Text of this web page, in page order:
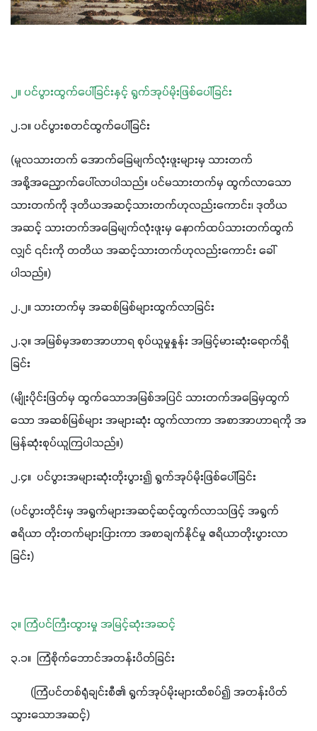
၂။ ပင်ပွားထွက်ပေါ်ခြင်းနှင့် ရွက်အုပ်မိုးဖြစ်ပေါ်ခြင်း
၂.၁။ ပင်ပွားစတင်ထွက်ပေါ်ခြင်း
(မူလသားတက် အောက်ခြေမျက်လုံးဖူးများမှ သားတက်
အစို့အညှောက်ပေါ်လာပါသည်။ ပင်မသားတက်မှ ထွက်လာသော
သားတက်ကို ဒုတိယအဆင့်သားတက်ဟုလည်းကောင်း၊ ဒုတိယ
အဆင့် သားတက်အခြေမျက်လုံးဖူးမှ နောက်ထပ်သားတက်ထွက်
လျှင် ၎င်းကို တတိယ အဆင့်သားတက်ဟုလည်းကောင်း ခေါ်
ပါသည်။)
၂.၂။ သားတက်မှ အဆစ်မြစ်များထွက်လာခြင်း
၂.၃။ အမြစ်မှအစာအာဟာရ စုပ်ယူမှုနှုန်း အမြင့်မားဆုံးရောက်ရှိ
ခြင်း
(မျိုးပိုင်းဖြတ်မှ ထွက်သောအမြစ်အပြင် သားတက်အခြေမှထွက်
သော အဆစ်မြစ်များ အများဆုံး ထွက်လာကာ အစာအာဟာရကို အ
မြန်ဆုံးစုပ်ယူကြပါသည်။)
၂.၄။  ပင်ပွားအများဆုံးတိုးပွား၍ ရွက်အုပ်မိုးဖြစ်ပေါ်ခြင်း
(ပင်ပွားတိုင်းမှ အရွက်များအဆင့်ဆင့်ထွက်လာသဖြင့် အရွက်
ဧရိယာ တိုးတက်များပြားကာ အစာချက်နိုင်မှု ဧရိယာတိုးပွားလာ
ခြင်း)
၃။ ကြံပင်ကြီးထွားမှု အမြင့်ဆုံးအဆင့်
၃.၁။  ကြံစိုက်ဘောင်အတန်းပိတ်ခြင်း
(ကြံပင်တစ်ရုံချင်းစီ၏ ရွက်အုပ်မိုးများထိစပ်၍ အတန်းပိတ်
သွားသောအဆင့်)